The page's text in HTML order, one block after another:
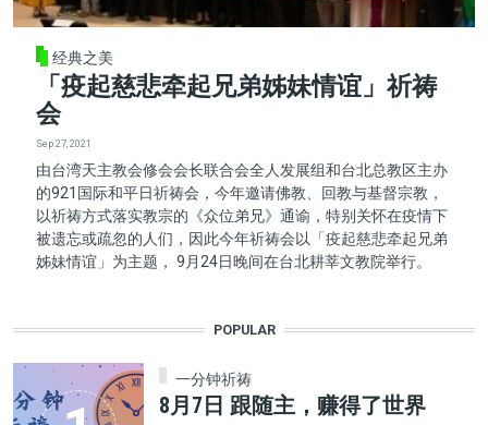
经典之美
「疫起慈悲牵起兄弟姊妹情谊」祈祷
会
Sep 27, 2021
由台湾天主教会修会会长联合会全人发展组和台北总教区主办
的921国际和平日祈祷会，今年邀请佛教、回教与基督宗教，
以祈祷方式落实教宗的《众位弟兄》通谕，特别关怀在疫情下
被遗忘或疏忽的人们，因此今年祈祷会以「疫起慈悲牵起兄弟
姊妹情谊」为主题， 9月24日晚间在台北耕莘文教院举行。
POPULAR
一分钟祈祷
8月7日 跟随主，赚得了世界